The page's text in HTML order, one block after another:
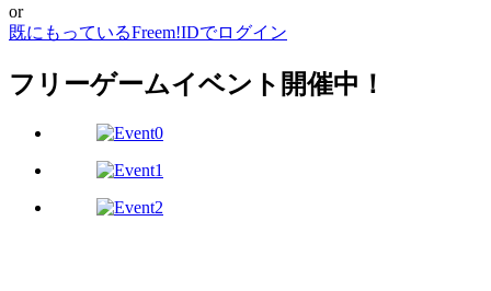
or
既にもっているFreem!IDでログイン
フリーゲームイベント開催中！